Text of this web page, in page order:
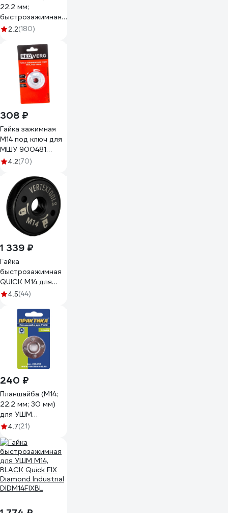
22.2 мм;
быстрозажимная)
для УШМ
2.2(180)
308 ₽
Гайка зажимная
М14 под ключ для
МШУ 900481
REDVERG
4.2(70)
1 339 ₽
Гайка
быстрозажимная
QUICK М14 для
УШМ vertextools
4.5(44)
240 ₽
Планшайба (М14;
22.2 мм; 30 мм)
для УШМ
ПРАКТИКА 246-
4.7(21)